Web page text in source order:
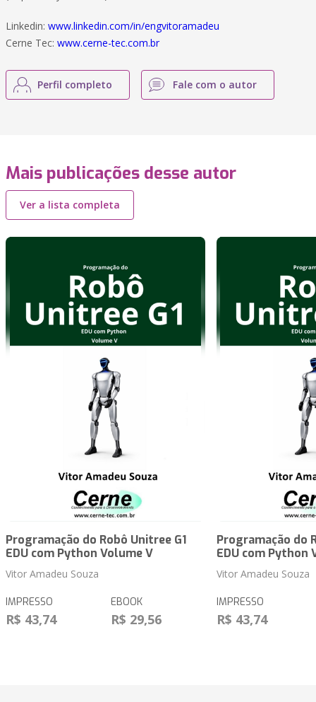
Linkedin: www.linkedin.com/in/engvitoramadeu
Cerne Tec: www.cerne-tec.com.br
Perfil completo Fale com o autor
Mais publicações desse autor
Ver a lista completa
Programação do Robô Unitree G1
EDU com Python Volume V
Vitor Amadeu Souza
IMPRESSO
R$ 43,74
EBOOK
R$ 29,56
Programação do
EDU com Python
Vitor Amadeu Souza
IMPRESSO
R$ 43,74